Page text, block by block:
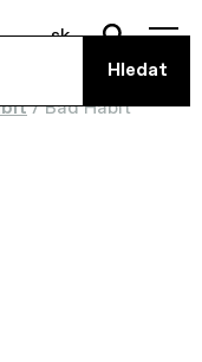
sk
/Bad Habit